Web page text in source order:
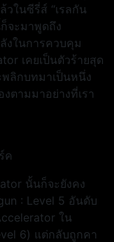
วในซีรี่ส์ “เรลกัน
จะมาพูดถึง
งในการควบคุม
เคยเป็นตัวร้ายสุด
ลิกบทมาเป็นหนึ่ง
ตามมาอย่างที่เรา
ค
นั้นก็จะยังคง
: Level 5 อันดับ
ใน
6) แต่กลับถูกคา